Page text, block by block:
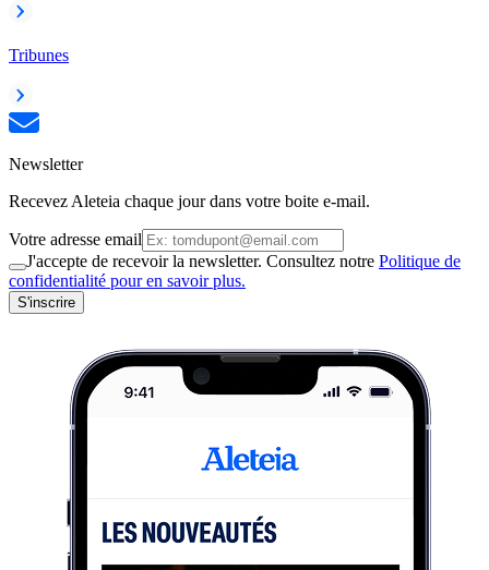
Tribunes
Newsletter
Recevez Aleteia chaque jour dans votre boite e-mail.
Votre adresse email
J'accepte de recevoir la newsletter. Consultez notre Politique de
confidentialité pour en savoir plus.
S'inscrire